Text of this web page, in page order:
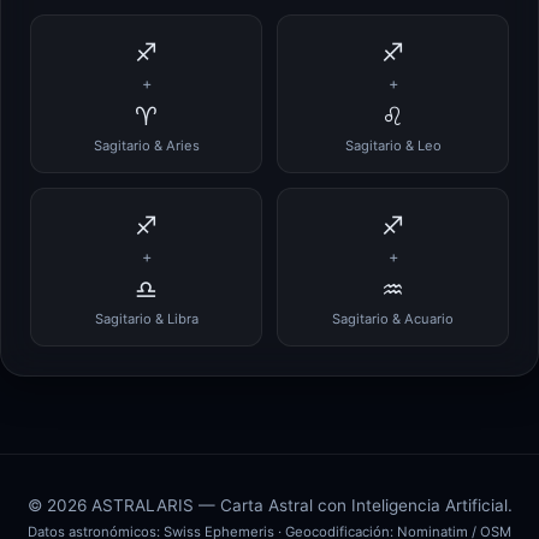
♐
+
♈
Sagitario & Aries
♐
+
♌
Sagitario & Leo
♐
+
♎
Sagitario & Libra
♐
+
♒
Sagitario & Acuario
© 2026 ASTRALARIS — Carta Astral con Inteligencia Artificial.
Datos astronómicos: Swiss Ephemeris · Geocodificación: Nominatim / OSM